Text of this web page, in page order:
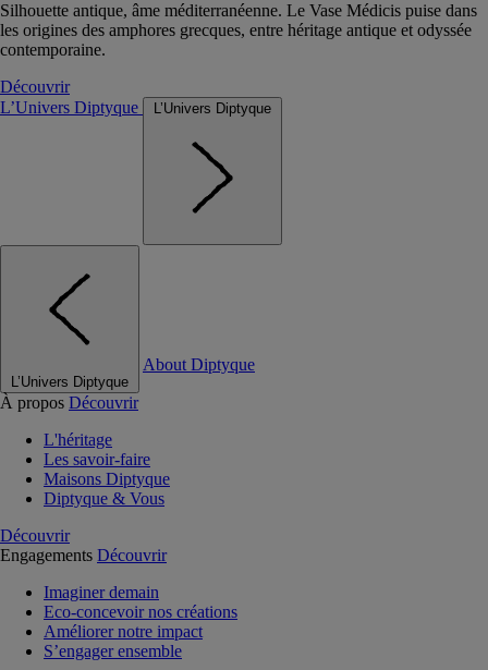
Silhouette antique, âme méditerranéenne. Le Vase Médicis puise dans
les origines des amphores grecques, entre héritage antique et odyssée
contemporaine.
Découvrir
L’Univers Diptyque
L’Univers Diptyque
L’Univers Diptyque
About Diptyque
À propos Découvrir
L'héritage
Les savoir-faire
Maisons Diptyque
Diptyque & Vous
Découvrir
Engagements Découvrir
Imaginer demain
Eco-concevoir nos créations
Améliorer notre impact
S’engager ensemble